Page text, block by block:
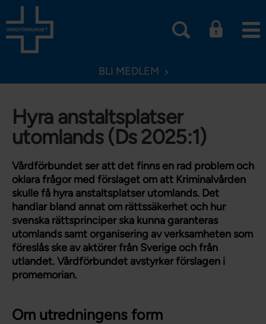
BLI MEDLEM
Hyra anstaltsplatser
utomlands (Ds 2025:1)
Vårdförbundet ser att det finns en rad problem och
oklara frågor med förslaget om att Kriminalvården
skulle få hyra anstaltsplatser utomlands. Det
handlar bland annat om rättssäkerhet och hur
svenska rättsprinciper ska kunna garanteras
utomlands samt organisering av verksamheten som
föreslås ske av aktörer från Sverige och från
utlandet. Vårdförbundet avstyrker förslagen i
promemorian.
Om utredningens form